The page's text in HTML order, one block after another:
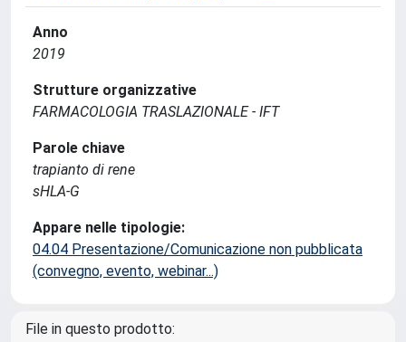
Anno
2019
Strutture organizzative
FARMACOLOGIA TRASLAZIONALE - IFT
Parole chiave
trapianto di rene
sHLA-G
Appare nelle tipologie:
04.04 Presentazione/Comunicazione non pubblicata
(convegno, evento, webinar...)
File in questo prodotto: